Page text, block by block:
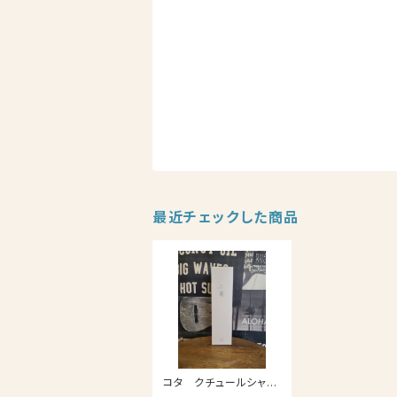
最近チェックした商品
コタ クチュールシャン